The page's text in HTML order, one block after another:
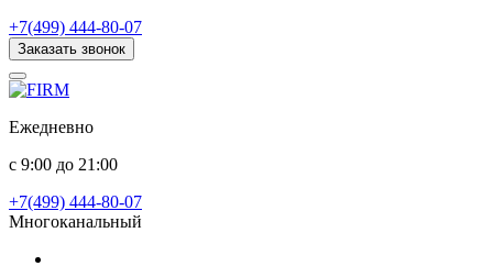
+7(499) 444-80-07
Заказать звонок
Ежедневно
с 9:00 до 21:00
+7(499) 444-80-07
Многоканальный